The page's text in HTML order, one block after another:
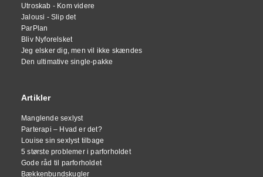
Utroskab - Kom videre
Jalousi - Slip det
ParPlan
Bliv Nyforelsket
Jeg elsker dig, men vil ikke skændes
Den ultimative single-pakke
Artikler
Manglende sexlyst
Parterapi – Hvad er det?
Louise sin sexlyst tilbage
5 største problemer i parforholdet
Gode råd til parforholdet
Bækkenbundskugler